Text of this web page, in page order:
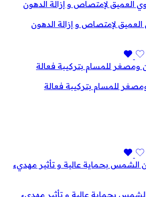
لإمتصاص و إزالة الدهون
للمسام بتركيبة فعالة
بحماية عالية و تأثير مهديء